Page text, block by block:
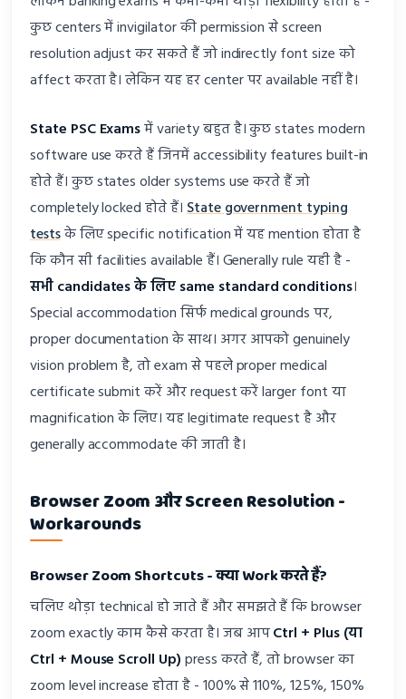
कुछ centers में invigilator की permission से screen
resolution adjust कर सकते हैं जो indirectly font size को
affect करता है। लेकिन यह हर center पर available नहीं है।
State PSC Examsमें variety बहुत है। कुछ states modern
software use करते हैं जिनमें accessibility features built-in
होते हैं। कुछ states older systems use करते हैं जो
completely locked होते हैं।State government typing
testsके लिए specific notification में यह mention होता है
कि कौन सी facilities available हैं। Generally rule यही है -
सभी candidates के लिए same standard conditions।
Special accommodation सिर्फ medical grounds पर,
proper documentation के साथ। अगर आपको genuinely
vision problem है, तो exam से पहले proper medical
certificate submit करें और request करें larger font या
magnification के लिए। यह legitimate request है और
generally accommodate की जाती है।
Browser Zoom और Screen Resolution -
Workarounds
Browser Zoom Shortcuts - क्या Work करते हैं?
चलिए थोड़ा technical हो जाते हैं और समझते हैं कि browser
zoom exactly काम कैसे करता है। जब आपCtrl + Plus (या
Ctrl + Mouse Scroll Up)press करते हैं, तो browser का
zoom level increase होता है - 100% से 110%, 125%, 150%